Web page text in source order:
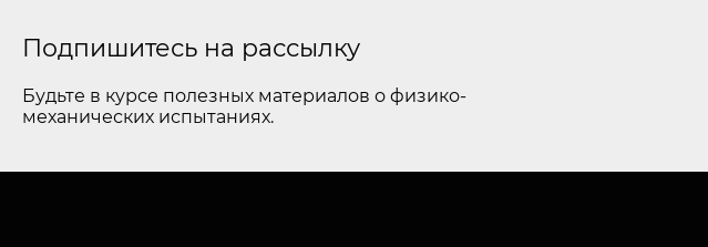
Подпишитесь на рассылку
Будьте в курсе полезных материалов о физико-
механических испытаниях.